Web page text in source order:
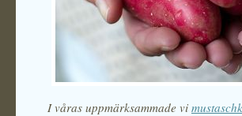
I våras uppmärksammade vi